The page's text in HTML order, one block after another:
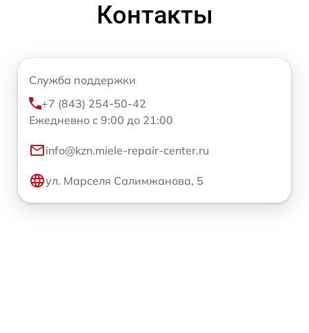
Контакты
Служба поддержки
+7 (843) 254-50-42
Ежедневно с 9:00 до 21:00
info@kzn.miele-repair-center.ru
ул. Марселя Салимжанова, 5